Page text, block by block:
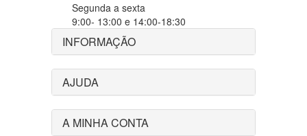
Segunda a sexta
9:00- 13:00 e 14:00-18:30
INFORMAÇÃO
AJUDA
A MINHA CONTA